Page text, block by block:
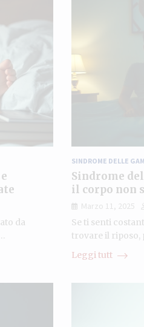
da
SINDROME DELLE
Sindrome
il corpo non
Marzo 11, 2025
Se ti senti
trovare il riposo,
Leggi tutt